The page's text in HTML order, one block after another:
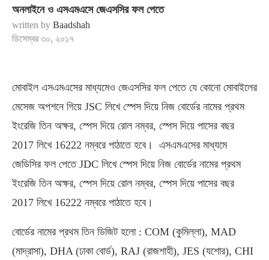
অনলাইনে ও এসএমএসে জেএসসির ফল পেতে
written by Baadshah
ডিসেম্বর ৩০, ২০১৭
মোবাইল এসএমএসের মাধ্যমেও জেএসসির ফল পেতে যে কোনো মোবাইলের
মেসেজ অপশনে গিয়ে JSC লিখে স্পেস দিয়ে নিজ বোর্ডের নামের প্রথম
ইংরেজি তিন অক্ষর, স্পেস দিয়ে রোল নম্বর, স্পেস দিয়ে পাসের বছর
2017 লিখে 16222 নম্বরে পাঠাতে হবে। এসএমএসের মাধ্যমে
জেডিসির ফল পেতে JDC লিখে স্পেস দিয়ে নিজ বোর্ডের নামের প্রথম
ইংরেজি তিন অক্ষর, স্পেস দিয়ে রোল নম্বর, স্পেস দিয়ে পাসের বছর
2017 লিখে 16222 নম্বরে পাঠাতে হবে।
বোর্ডের নামের প্রথম তিন ডিজিট হলো : COM (কুমিল্লা), MAD
(মাদ্রাসা), DHA (ঢাকা বোর্ড), RAJ (রাজশাহী), JES (যশোর), CHI